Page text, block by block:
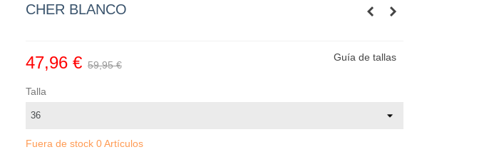
CHER BLANCO
47,96 € 59,95 €
Guía de tallas
Talla
Fuera de stock 0 Artículos